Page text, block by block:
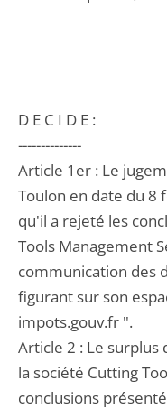
D E C I D E :
--------------
Article 1er : Le
Toulon en date du 8
qu'il a rejeté les
Tools Management
communication des
figurant sur son
impots.gouv.fr ".
Article 2 : Le surplus
la société Cutting
conclusions